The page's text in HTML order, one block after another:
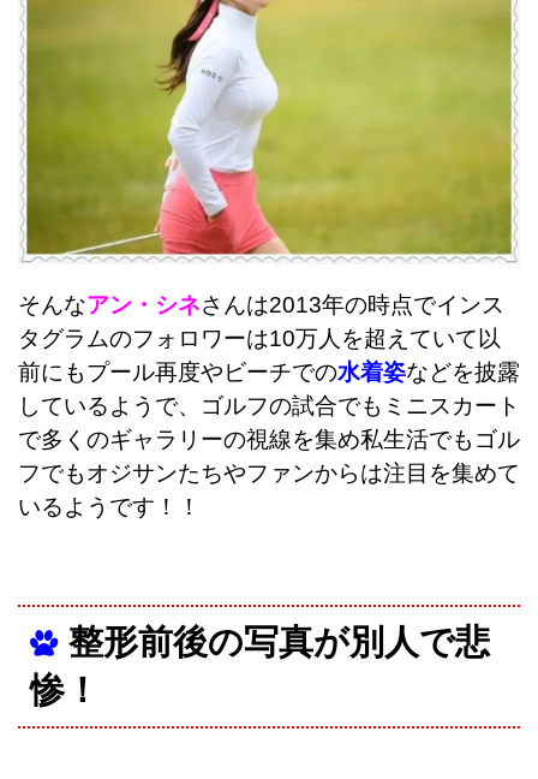
そんなアン・シネさんは2013年の時点でインス
タグラムのフォロワーは10万人を超えていて以
前にもプール再度やビーチでの水着姿などを披露
しているようで、ゴルフの試合でもミニスカート
で多くのギャラリーの視線を集め私生活でもゴル
フでもオジサンたちやファンからは注目を集めて
いるようです！！
整形前後の写真が別人で悲
惨！